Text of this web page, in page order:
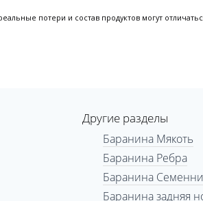
потери и состав продуктов могут
Другие разделы
Баранина Мякоть
Баранина Ребра
Баранина
Баранина задняя